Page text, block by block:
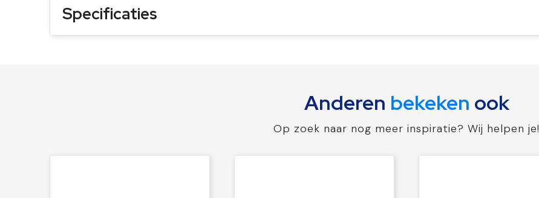
Specificaties
Anderen bekeken ook
Op zoek naar nog meer inspiratie? Wij helpen je!